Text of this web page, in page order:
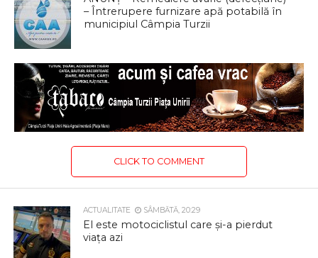
– Întrerupere furnizare apă potabilă în
municipiul Câmpia Turzii
CLICK TO COMMENT
ACTUALITATE SÂMBĂTĂ, 20:29
El este motociclistul care și-a pierdut
viața azi